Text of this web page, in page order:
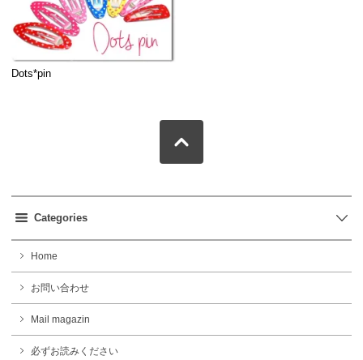
Dots*pin
Categories
Home
お問い合わせ
Mail magazin
必ずお読みください